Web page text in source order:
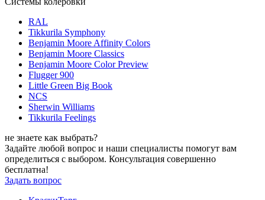
Автохимия и автокосметика
полироли для пластика
очистители салона
очистители двигателя
очистители тормозов
Материалы для зимних работ
краски для штукатурки
грунтовки
пропитки для древесины
пены и клеи
Новинки
RAL
Tikkurila Symphony
Benjamin Moore Affinity Colors
Benjamin Moore Classics
Benjamin Moore Color Preview
Flugger 900
Little Green Big Book
NCS
Sherwin Williams
Tikkurila Feelings
не знаете как выбрать?
Задайте любой вопрос и наши специалисты помогут вам
определиться с выбором. Консультация совершенно
бесплатна!
Задать вопрос